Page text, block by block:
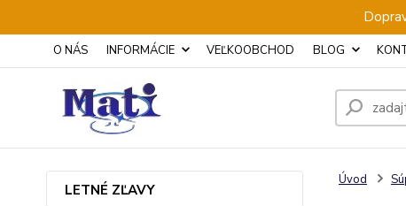
O NÁS INFORMÁCIE VEĽKOOBCHOD BLOG
LETNÉ ZĽAVY
Úvod